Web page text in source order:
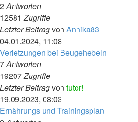
2Antworten
12581Zugriffe
Letzter Beitragvon Annika83
04.01.2024, 11:08
Verletzungen bei Beugehebeln
7Antworten
19207Zugriffe
Letzter Beitragvon tutor!
19.09.2023, 08:03
Ernährungs und Trainingsplan